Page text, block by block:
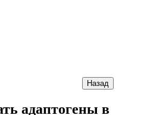
Назад
адаптогены в